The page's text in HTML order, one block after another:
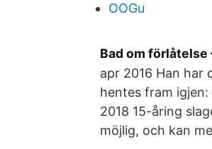
OOGu
Bad om förlåtelse
apr 2016 Han har
hentes fram
2018 15-åring
möjlig, och kan